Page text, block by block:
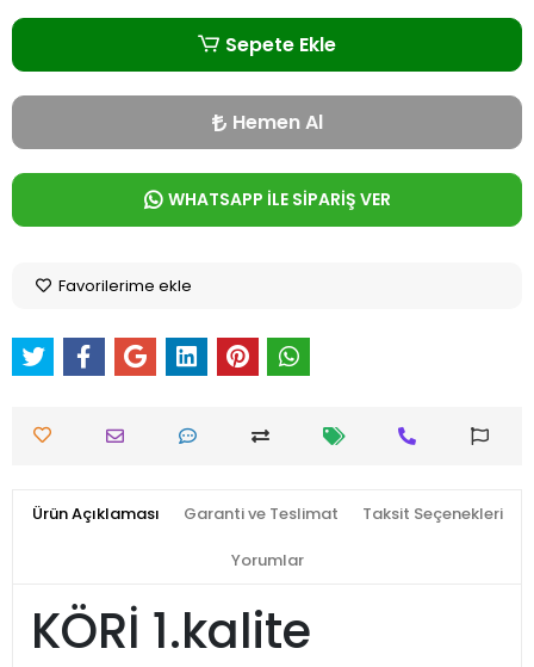
Sepete Ekle
Hemen Al
WHATSAPP İLE SİPARİŞ VER
Favorilerime ekle
Ürün Açıklaması Garanti ve Teslimat Taksit Seçenekleri
Yorumlar
KÖRİ 1.kalite